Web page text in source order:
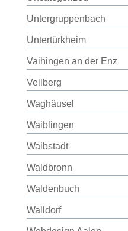
Untergruppenbach
Untertürkheim
Vaihingen an der Enz
Vellberg
Waghäusel
Waiblingen
Waibstadt
Waldbronn
Waldenbuch
Walldorf